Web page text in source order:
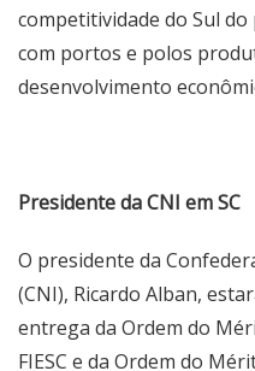
competitividade do Sul
com portos e polos
desenvolvimento
Presidente da CNI em SC
O presidente da
(CNI), Ricardo Alban,
entrega da Ordem do
FIESC e da Ordem do